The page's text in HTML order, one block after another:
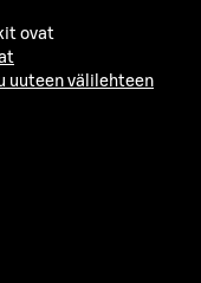
ovat
uuteen välilehteen